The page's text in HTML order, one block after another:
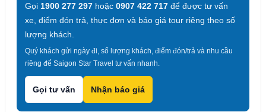
Gọi 1900 277 297 hoặc 0907 422 717 để được tư vấn
xe, điểm đón trả, thực đơn và báo giá tour riêng theo số
lượng khách.
Quý khách gửi ngày đi, số lượng khách, điểm đón/trả và nhu cầu
riêng để Saigon Star Travel tư vấn nhanh.
Gọi tư vấn Nhận báo giá